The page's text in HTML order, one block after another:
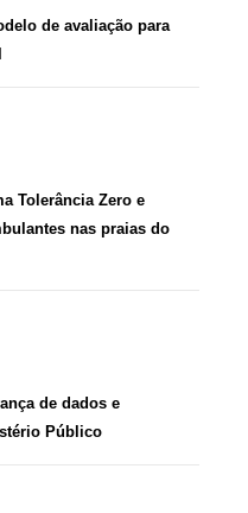
de avaliação para
Tolerância Zero e
nas praias do
de dados e
Público